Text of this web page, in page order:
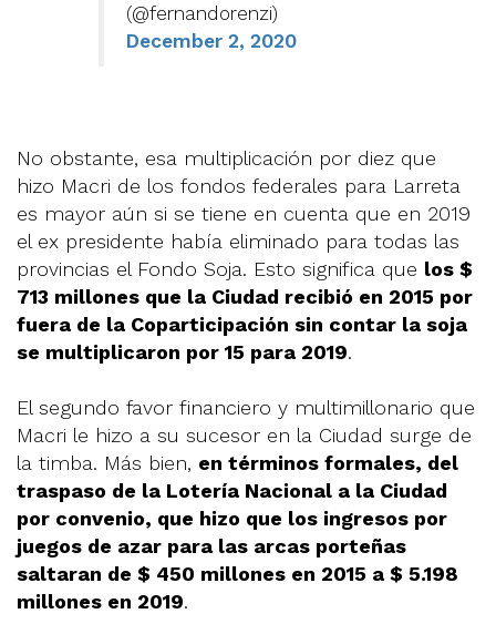
(@fernandorenzi)
December 2, 2020
No obstante, esa multiplicación por diez que
hizo Macri de los fondos federales para Larreta
es mayor aún si se tiene en cuenta que en 2019
el ex presidente había eliminado para todas las
provincias el Fondo Soja. Esto significa que los $
713 millones que la Ciudad recibió en 2015 por
fuera de la Coparticipación sin contar la soja
se multiplicaron por 15 para 2019.
El segundo favor financiero y multimillonario que
Macri le hizo a su sucesor en la Ciudad surge de
la timba. Más bien, en términos formales, del
traspaso de la Lotería Nacional a la Ciudad
por convenio, que hizo que los ingresos por
juegos de azar para las arcas porteñas
saltaran de $ 450 millones en 2015 a $ 5.198
millones en 2019.